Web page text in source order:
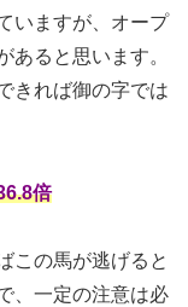
いますが、オープ
あると思います。
きれば御の字では
倍
この馬が逃げると
、一定の注意は必